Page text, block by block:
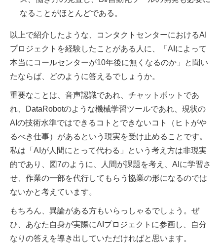
なることがほとんどである。
以上で紹介したような、コンタクトセンターにおけるAI
プロジェクトを経験したことがある人に、「AIによって
本当にコールセンターが10年後に無くなるのか」と聞い
たならば、どのように答えるでしょうか。
重要なことは、音声認識であれ、チャットボットであ
れ、DataRobotのような機械学習ツールであれ、現状の
AIの技術水準ではできるコトとできないコト（ヒトがや
るべき仕事）があるという現実を受け止めることです。
私は「AIが人間にとって代わる」という考え方は非現実
的であり、図7のように、人間が課題を考え、AIに学習さ
せ、作業の一部を代行してもらう協業の形になるのでは
ないかと考えています。
もちろん、異論がある方もいらっしゃるでしょう。ぜ
ひ、あなた自身が実際にAIプロジェクトに参画し、自分
なりの答えを導き出していただければと思います。